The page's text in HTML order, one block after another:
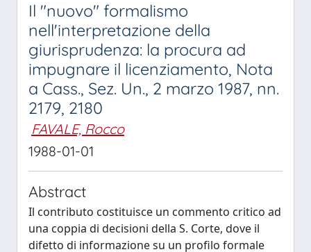
Il "nuovo" formalismo
nell'interpretazione della
giurisprudenza: la procura ad
impugnare il licenziamento, Nota
a Cass., Sez. Un., 2 marzo 1987, nn.
2179, 2180
FAVALE, Rocco
1988-01-01
Abstract
Il contributo costituisce un commento critico ad
una coppia di decisioni della S. Corte, dove il
difetto di informazione su un profilo formale